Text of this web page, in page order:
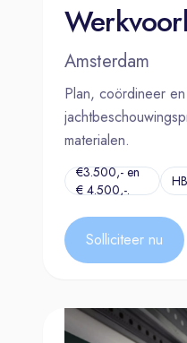
Amsterdam
Plan, coördineer
materialen.
€3.500,- en
€ 4.500,-.
Solliciteer nu